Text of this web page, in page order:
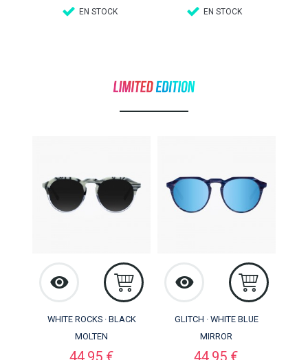
EN STOCK EN STOCK
WHITE ROCKS · BLACK
MOLTEN
Precio
44,95 €
GLITCH · WHITE BLUE
MIRROR
Precio
44,95 €